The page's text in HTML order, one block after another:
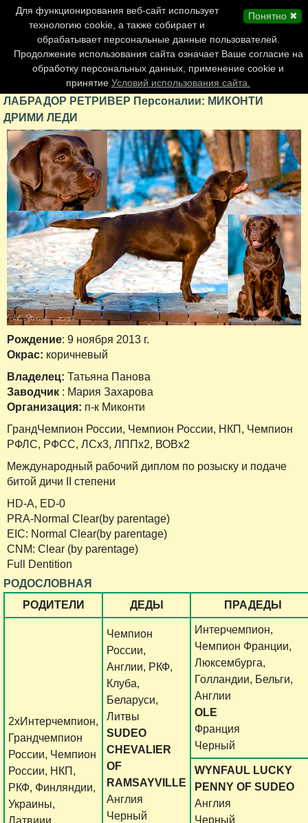
Главная страница
Обновления сайта
Контакты
Персоналии
Форум
ЛАБРАДОР РЕТРИВЕР Персоналии: МИКОНТИ
ДРИМИ ЛЕДИ
Рождение: 9 ноября 2013 г.
Окрас: коричневый
Владелец: Татьяна Панова
Заводчик : Мария Захарова
Организация: п-к Миконти
ГрандЧемпион России, Чемпион России, НКП, Чемпион
РФЛС, РФСС, ЛСх3, ЛППх2, ВОВх2
Международный рабочий диплом по розыску и подаче
битой дичи II степени
HD-A, ED-0
PRA-Normal Clear(by parentage)
EIC: Normal Clear(by parentage)
CNM: Clear (by parentage)
Full Dentition
РОДОСЛОВНАЯ
РОДИТЕЛИ
ДЕДЫ ПРАДЕДЫ
2xИнтерчемпион,
Грандчемпион
России, Чемпион
России, НКП,
РКФ, Финляндии,
Украины,
Латвиии,
Чемпион
России,
Англии, РКФ,
Клуба,
Беларуси,
Литвы
SUDEO
CHEVALIER
OF
RAMSAYVILLE
Англия
Черный
Интерчемпион,
Чемпион Франции,
Люксембурга,
Голландии, Бельги,
Англии
OLE
Франция
Черный
WYNFAUL LUCKY
PENNY OF SUDEO
Англия
Черный
Понятно ✖
Для функционирования веб-сайт использует
технологию cookie, а также собирает и
обрабатывает персональные данные пользователей.
Продолжение использования сайта означает Ваше согласие на
обработку персональных данных, применение cookie и
принятие Условий использования сайта.